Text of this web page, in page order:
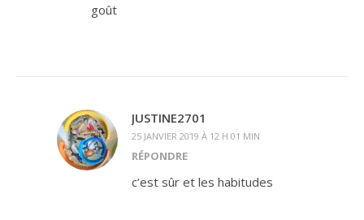
goût
JUSTINE2701
25 JANVIER 2019 À 12 H 01 MIN
RÉPONDRE
c’est sûr et les habitudes